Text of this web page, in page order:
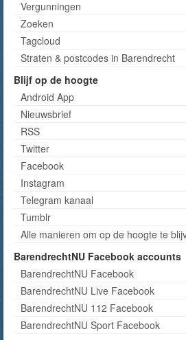
Vergunningen
Zoeken
Tagcloud
Straten & postcodes in Barendrecht
Blijf op de hoogte
Android App
Nieuwsbrief
RSS
Twitter
Facebook
Instagram
Telegram kanaal
Tumblr
Alle manieren om op de hoogte te
BarendrechtNU Facebook accounts
BarendrechtNU Facebook
BarendrechtNU Live Facebook
BarendrechtNU 112 Facebook
BarendrechtNU Sport Facebook